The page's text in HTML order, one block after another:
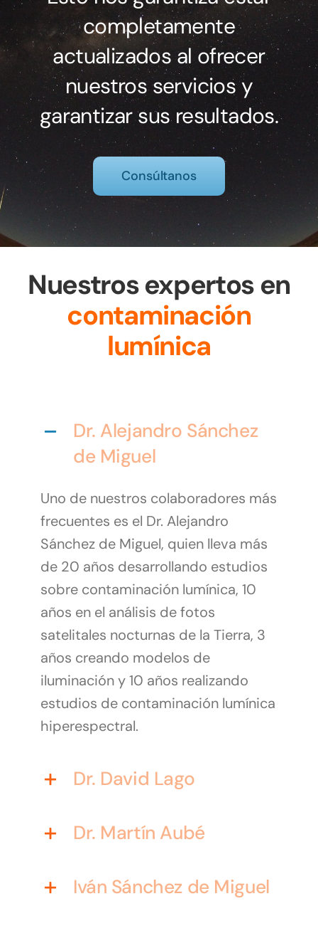
completamente
actualizados al ofrecer
nuestros servicios y
garantizar sus resultados.
Consúltanos
Nuestros expertos en
contaminación
lumínica
Dr. Alejandro Sánchez
de Miguel
Uno de nuestros colaboradores más
frecuentes es el Dr. Alejandro
Sánchez de Miguel, quien lleva más
de 20 años desarrollando estudios
sobre contaminación lumínica, 10
años en el análisis de fotos
satelitales nocturnas de la Tierra, 3
años creando modelos de
iluminación y 10 años realizando
estudios de contaminación lumínica
hiperespectral.
Dr. David Lago
Dr. Martín Aubé
Iván Sánchez de Miguel